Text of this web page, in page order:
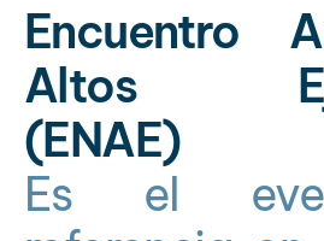
Encuentro
Altos
(ENAE)
Es el